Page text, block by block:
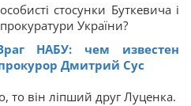
стосунки Буткевича і
України?
НАБУ: чем известен
Дмитрий Сус
то він ліпший друг Луценка.